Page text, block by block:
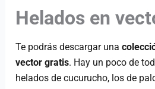
Helados en
Te podrás descargar una
vector gratis. Hay un poco de
helados de cucurucho, los de